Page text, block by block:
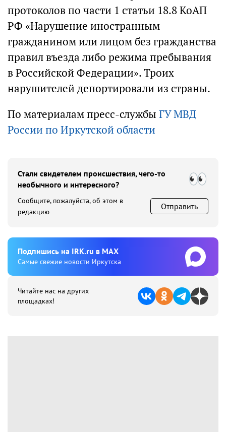
протоколов по части 1 статьи 18.8 КоАП
РФ «Нарушение иностранным
гражданином или лицом без гражданства
правил въезда либо режима пребывания
в Российской Федерации». Троих
нарушителей депортировали из страны.
По материалам пресс-службы ГУ МВД
России по Иркутской области
Стали свидетелем происшествия, чего-то
необычного и интересного?
Сообщите, пожалуйста, об этом в
редакцию
Отправить
Подпишиcь на IRK.ru в MAX
Cамые свежие новости Иркутска
Читайте нас на других
площадках!